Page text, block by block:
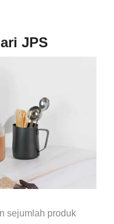
JPS
sejumlah produk